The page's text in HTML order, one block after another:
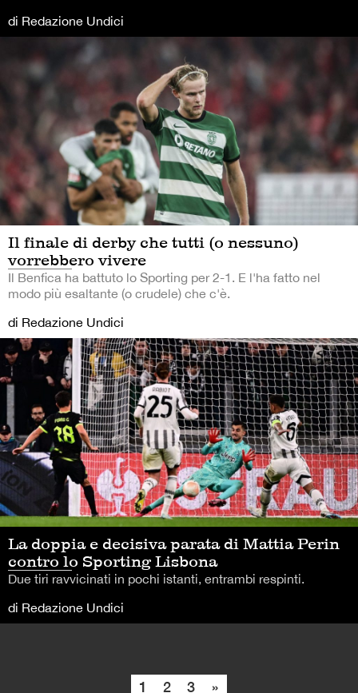
di Redazione Undici
Il finale di derby che tutti (o nessuno)
vorrebbero vivere
Il Benfica ha battuto lo Sporting per 2-1. E l'ha fatto nel
modo più esaltante (o crudele) che c'è.
di Redazione Undici
La doppia e decisiva parata di Mattia Perin
contro lo Sporting Lisbona
Due tiri ravvicinati in pochi istanti, entrambi respinti.
di Redazione Undici
1 2 3 »